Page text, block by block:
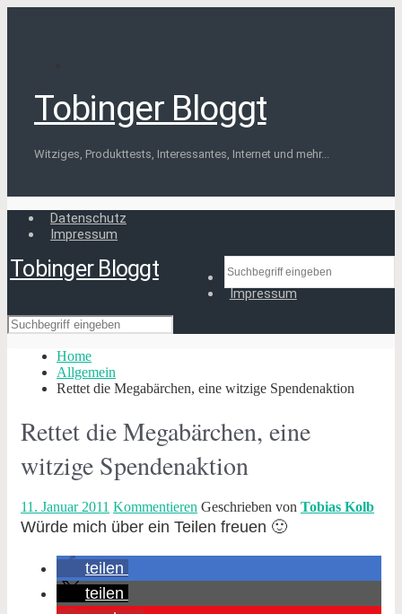
Tobinger Bloggt
Witziges, Produkttests, Interessantes, Internet und mehr...
Datenschutz
Impressum
Tobinger Bloggt
Datenschutz
Impressum
Home
Allgemein
Rettet die Megabärchen, eine witzige Spendenaktion
Rettet die Megabärchen, eine
witzige Spendenaktion
11. Januar 2011 Kommentieren Geschrieben von Tobias Kolb
Würde mich über ein Teilen freuen 🙂
teilen
teilen